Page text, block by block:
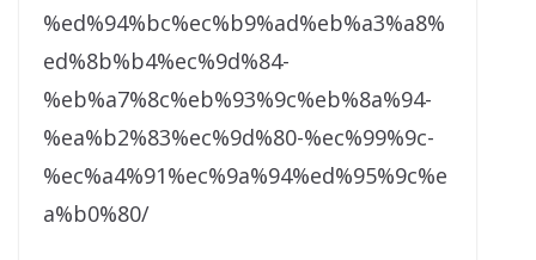
%ed%94%bc%ec%b9%ad%eb%a3%a8%
ed%8b%b4%ec%9d%84-
%eb%a7%8c%eb%93%9c%eb%8a%94-
%ea%b2%83%ec%9d%80-%ec%99%9c-
%ec%a4%91%ec%9a%94%ed%95%9c%e
a%b0%80/